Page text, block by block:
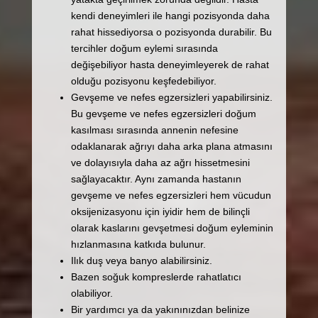
kendi deneyimleri ile hangi pozisyonda daha
rahat hissediyorsa o pozisyonda durabilir. Bu
tercihler doğum eylemi sırasında
değişebiliyor hasta deneyimleyerek de rahat
olduğu pozisyonu keşfedebiliyor.
Gevşeme ve nefes egzersizleri yapabilirsiniz.
Bu gevşeme ve nefes egzersizleri doğum
kasılması sırasında annenin nefesine
odaklanarak ağrıyı daha arka plana atmasını
ve dolayısıyla daha az ağrı hissetmesini
sağlayacaktır. Aynı zamanda hastanın
gevşeme ve nefes egzersizleri hem vücudun
oksijenizasyonu için iyidir hem de bilinçli
olarak kaslarını gevşetmesi doğum eyleminin
hızlanmasına katkıda bulunur.
Ilık duş veya banyo alabilirsiniz.
Bazen soğuk kompreslerde rahatlatıcı
olabiliyor.
Bir yardımcı ya da yakınınızdan belinize